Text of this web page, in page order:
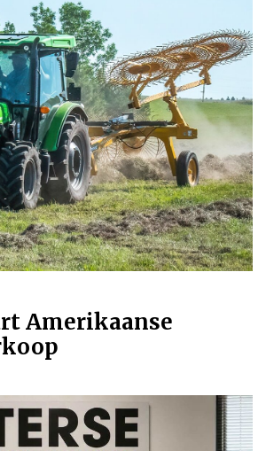
Amerikaanse